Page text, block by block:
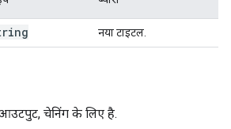
नया टाइटल.
चेनिंग के लिए है.